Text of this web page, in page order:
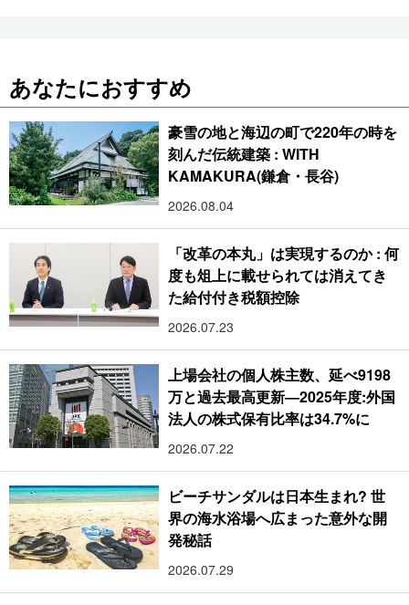
あなたにおすすめ
豪雪の地と海辺の町で220年の時を
刻んだ伝統建築 : WITH
KAMAKURA(鎌倉・長谷)
2026.08.04
「改革の本丸」は実現するのか : 何
度も俎上に載せられては消えてき
た給付付き税額控除
2026.07.23
上場会社の個人株主数、延べ9198
万と過去最高更新―2025年度:外国
法人の株式保有比率は34.7%に
2026.07.22
ビーチサンダルは日本生まれ? 世
界の海水浴場へ広まった意外な開
発秘話
2026.07.29